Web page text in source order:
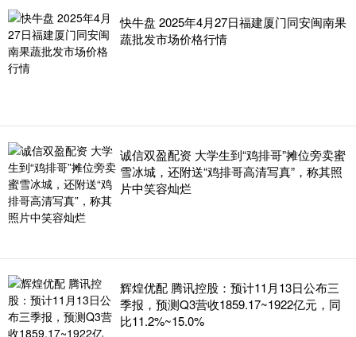
快牛盘 2025年4月27日福建厦门同安闽南果
蔬批发市场价格行情
诚信双盈配资 大学生到“鸡排哥”摊位旁卖蜜
雪冰城，还附送“鸡排哥高清写真”，称其照
片中笑容灿烂
辉煌优配 腾讯控股：预计11月13日公布三
季报，预测Q3营收1859.17~1922亿元，同
比11.2%~15.0%